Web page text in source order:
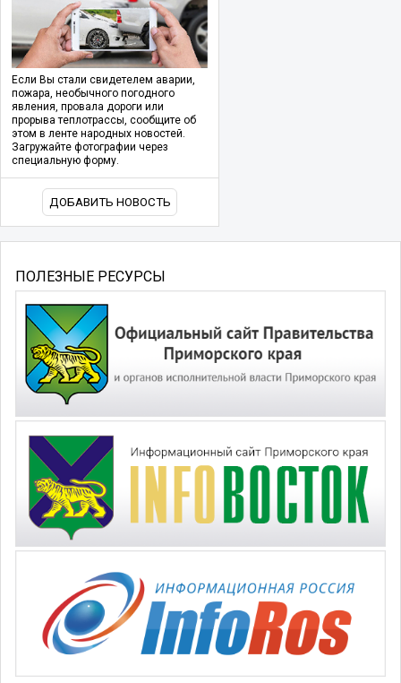
Если Вы стали свидетелем аварии,
пожара, необычного погодного
явления, провала дороги или
прорыва теплотрассы, сообщите об
этом в ленте народных новостей.
Загружайте фотографии через
специальную форму.
ДОБАВИТЬ НОВОСТЬ
ПОЛЕЗНЫЕ РЕСУРСЫ